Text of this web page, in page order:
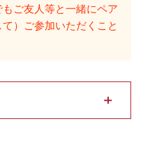
ご友人等と一緒にペア
）ご参加いただくこと